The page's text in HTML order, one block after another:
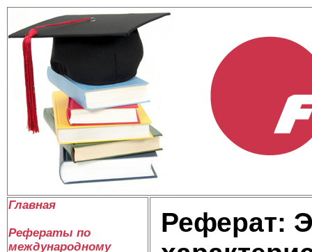
Главная
Рефераты по
международному
Реферат: